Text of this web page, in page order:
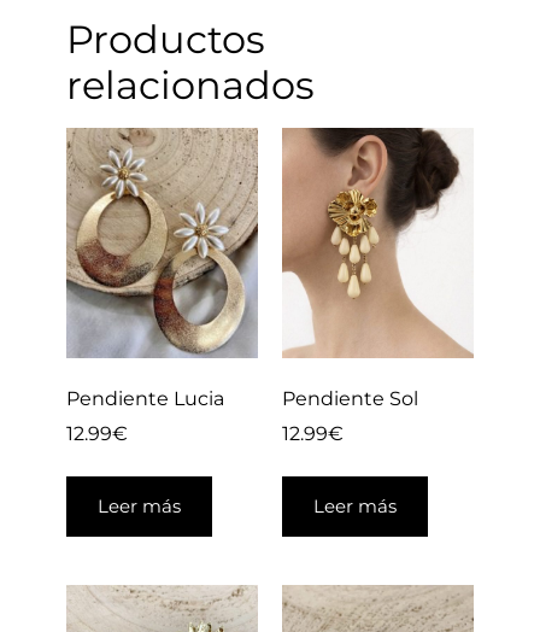
Productos
relacionados
Pendiente Lucia
12.99€
Leer más
Pendiente Sol
12.99€
Leer más